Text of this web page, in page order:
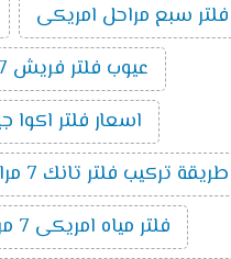
فلتر سبع مراحل امريكى
عيوب فلتر فريش 7 مراحل
اسعار فلتر اكوا جيت 7
طريقة تركيب فلتر تانك 7 مراحل
فلتر مياه امريكى 7 مراحل